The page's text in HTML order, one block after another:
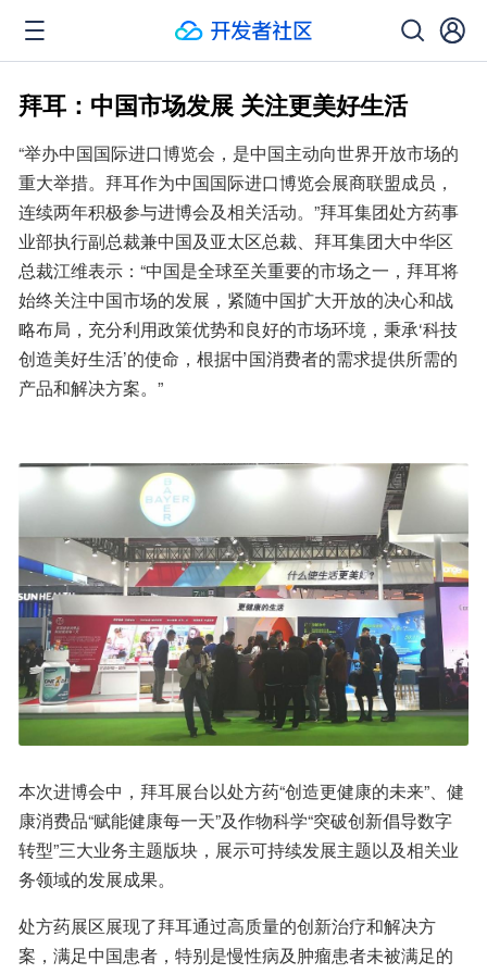
拜耳：中国市场发展 关注更美好生活
“举办中国国际进口博览会，是中国主动向世界开放市场的
重大举措。拜耳作为中国国际进口博览会展商联盟成员，
连续两年积极参与进博会及相关活动。”拜耳集团处方药事
业部执行副总裁兼中国及亚太区总裁、拜耳集团大中华区
总裁江维表示：“中国是全球至关重要的市场之一，拜耳将
始终关注中国市场的发展，紧随中国扩大开放的决心和战
略布局，充分利用政策优势和良好的市场环境，秉承‘科技
创造美好生活’的使命，根据中国消费者的需求提供所需的
产品和解决方案。”
本次进博会中，拜耳展台以处方药“创造更健康的未来”、健
康消费品“赋能健康每一天”及作物科学“突破创新倡导数字
转型”三大业务主题版块，展示可持续发展主题以及相关业
务领域的发展成果。
处方药展区展现了拜耳通过高质量的创新治疗和解决方
案，满足中国患者，特别是慢性病及肿瘤患者未被满足的